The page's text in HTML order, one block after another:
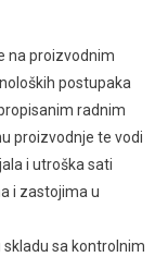
na proizvodnim
postupaka
radnim
proizvodnje te vodi
i utroška sati
i zastojima u
sa kontrolnim